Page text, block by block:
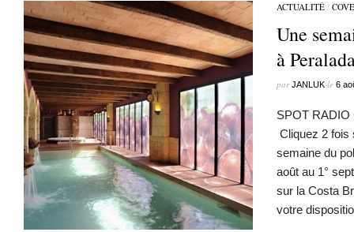
ACTUALITÉ /
Une
à
parJANLUK le 6
SPOT RADIO
Cliquez 2 fois
semaine du
août au 1°
sur la Costa
votre